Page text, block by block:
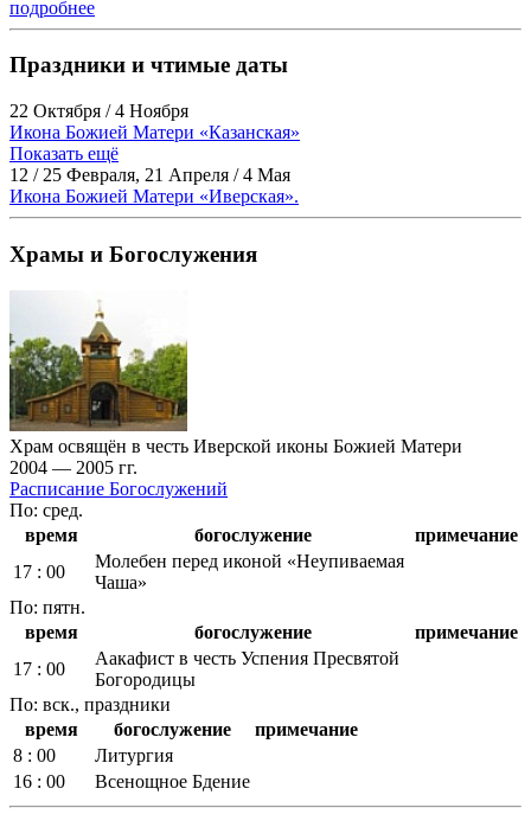
подробнее
Праздники и чтимые даты
22 Октября / 4 Ноября
Икона Божией Матери «Казанская»
Показать ещё
12 / 25 Февраля, 21 Апреля / 4 Мая
Икона Божией Матери «Иверская».
Храмы и Богослужения
Храм освящён в честь Иверской иконы Божией Матери
2004 — 2005 гг.
Расписание Богослужений
По: сред.
время
богослужение
примечание
17 : 00
Молебен перед иконой «Неупиваемая
Чаша»
По: пятн.
время
богослужение
примечание
17 : 00
Аакафист в честь Успения Пресвятой
Богородицы
По: вск., праздники
время
богослужение
примечание
8 : 00
Литургия
16 : 00
Всенощное Бдение